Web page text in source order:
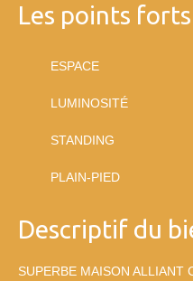
Les points forts
ESPACE
LUMINOSITÉ
STANDING
PLAIN-PIED
Descriptif du
SUPERBE MAISON ALLIANT